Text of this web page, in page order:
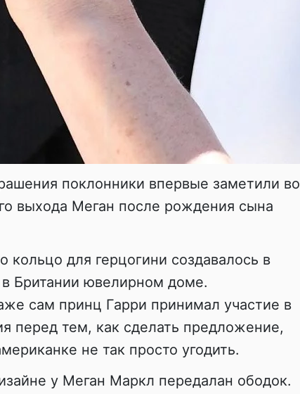
поклонники впервые заметили во
выхода Меган после рождения сына
кольцо для герцогини создавалось в
Британии ювелирном доме.
сам принц Гарри принимал участие в
перед тем, как сделать предложение,
не так просто угодить.
у Меган Маркл передалан ободок.